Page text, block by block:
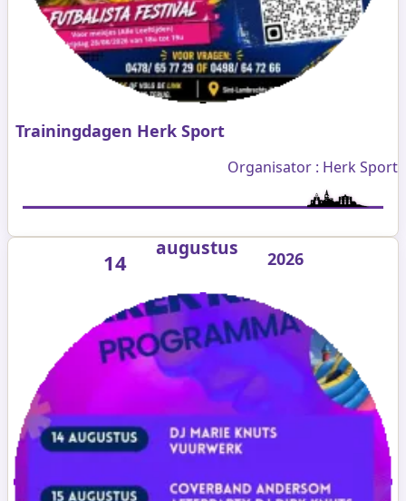
Trainingdagen Herk Sport
Organisator : Herk Sport
14
augustus 2026